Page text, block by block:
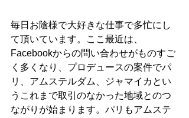
毎日お陰様で大好きな仕事で多忙にし
て頂いています。ここ最近は、
Facebookからの問い合わせがものすご
く多くなり、プロデュースの案件でパ
リ、アムステルダム、ジャマイカとい
うこれまで取引のなかった地域とのつ
ながりが始まります。パリもアムステ